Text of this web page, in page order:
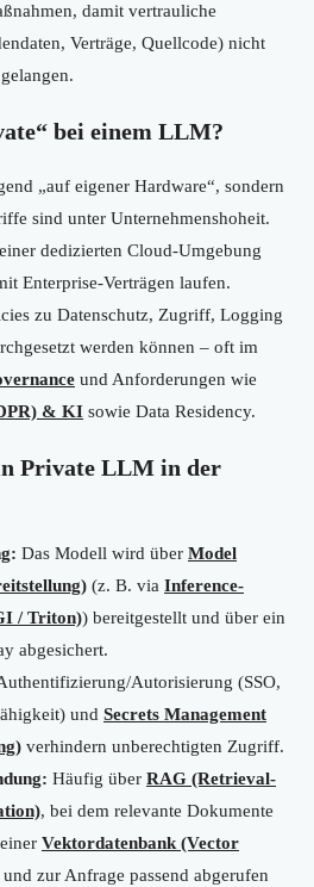
damit vertrauliche
Verträge, Quellcode) nicht
bei einem LLM?
„auf eigener Hardware“, sondern
sind unter Unternehmenshoheit.
dedizierten Cloud-Umgebung
Enterprise-Verträgen laufen.
zu Datenschutz, Zugriff, Logging
werden können – oft im
und Anforderungen wie
& KI sowie Data Residency.
Private LLM in der
Das Modell wird über Model
(z. B. via Inference-
/ Triton)) bereitgestellt und über ein
abgesichert.
Autorisierung (SSO,
und Secrets Management
verhindern unberechtigten Zugriff.
Häufig über RAG (Retrieval-
, bei dem relevante Dokumente
Vektordatenbank (Vector
zur Anfrage passend abgerufen